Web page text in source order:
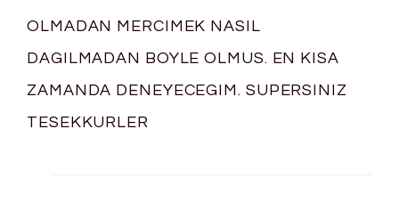
OLMADAN MERCIMEK NASIL
DAGILMADAN BOYLE OLMUS. EN KISA
ZAMANDA DENEYECEGIM. SUPERSINIZ
TESEKKURLER